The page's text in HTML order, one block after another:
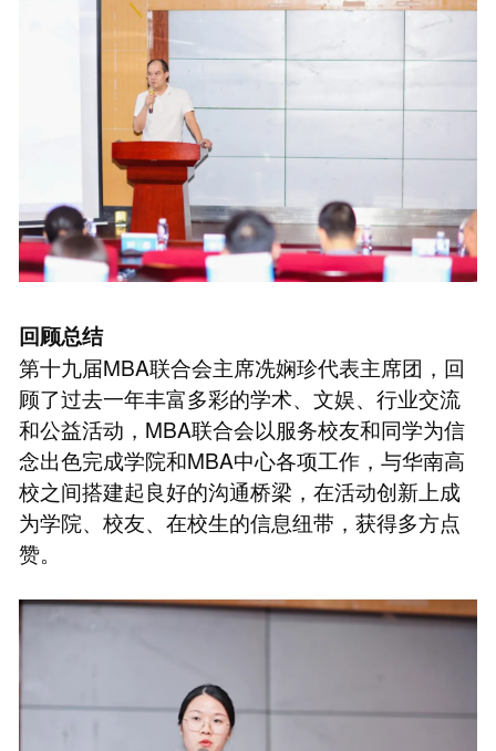
回顾总结
第十九届MBA联合会主席冼娴珍代表主席团，回
顾了过去一年丰富多彩的学术、文娱、行业交流
和公益活动，MBA联合会以服务校友和同学为信
念出色完成学院和MBA中心各项工作，与华南高
校之间搭建起良好的沟通桥梁，在活动创新上成
为学院、校友、在校生的信息纽带，获得多方点
赞。